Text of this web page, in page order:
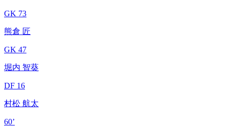
GK 73
熊倉 匠
GK 47
堀内 智葵
DF 16
村松 航太
60’